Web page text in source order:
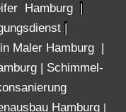
Hamburg |
|
Maler Hamburg |
| Schimmel-
Hamburg